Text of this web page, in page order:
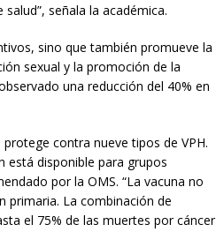
señala la académica.
sino que también promueve la
sexual y la promoción de la
una reducción del 40% en
contra nueve tipos de VPH.
está disponible para grupos
por la OMS. “La vacuna no
primaria. La combinación de
el 75% de las muertes por cáncer